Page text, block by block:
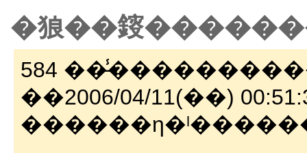
�狼��䤹
584
��2006/04/11(��)